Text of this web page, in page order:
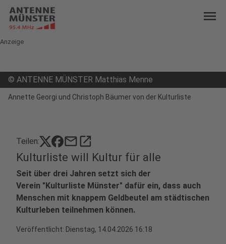
menu
Anzeige
© ANTENNE MÜNSTER Matthias Menne
Annette Georgi und Christoph Bäumer von der Kulturliste
Teilen: mailopen_in_new
Kulturliste will Kultur für alle
Seit über drei Jahren setzt sich der
Verein "Kulturliste Münster" dafür ein, dass auch
Menschen mit knappem Geldbeutel am städtischen
Kulturleben teilnehmen können.
Veröffentlicht: Dienstag, 14.04.2026 16:18